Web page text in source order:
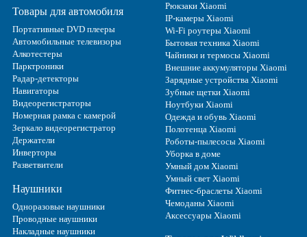
Товары для автомобиля
Портативные DVD плееры
Автомобильные телевизоры
Алкотестеры
Парктроники
Радар-детекторы
Навигаторы
Видеорегистраторы
Номерная рамка с камерой
Зеркало видеорегистратор
Держатели
Инверторы
Разветвители
Наушники
Одноразовые наушники
Проводные наушники
Накладные наушники
Рюкзаки Xiaomi
IP-камеры Xiaomi
Wi-Fi роутеры Xiaomi
Бытовая техника Xiaomi
Чайники и термосы Xiaomi
Внешние аккумуляторы Xiaomi
Зарядные устройства Xiaomi
Зубные щетки Xiaomi
Ноутбуки Xiaomi
Одежда и обувь Xiaomi
Полотенца Xiaomi
Роботы-пылесосы Xiaomi
Уборка в доме
Умный дом Xiaomi
Умный свет Xiaomi
Фитнес-браслеты Xiaomi
Чемоданы Xiaomi
Аксессуары Xiaomi